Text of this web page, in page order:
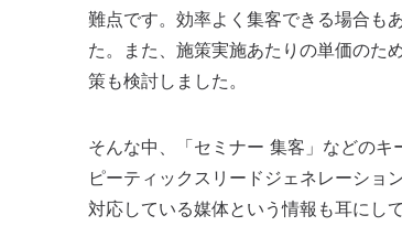
難点です。効率よく集客できる場合も
た。また、施策実施あたりの単価のた
策も検討しました。
そんな中、「セミナー 集客」などのキ
ピーティックスリードジェネレーショ
対応している媒体という情報も耳にし